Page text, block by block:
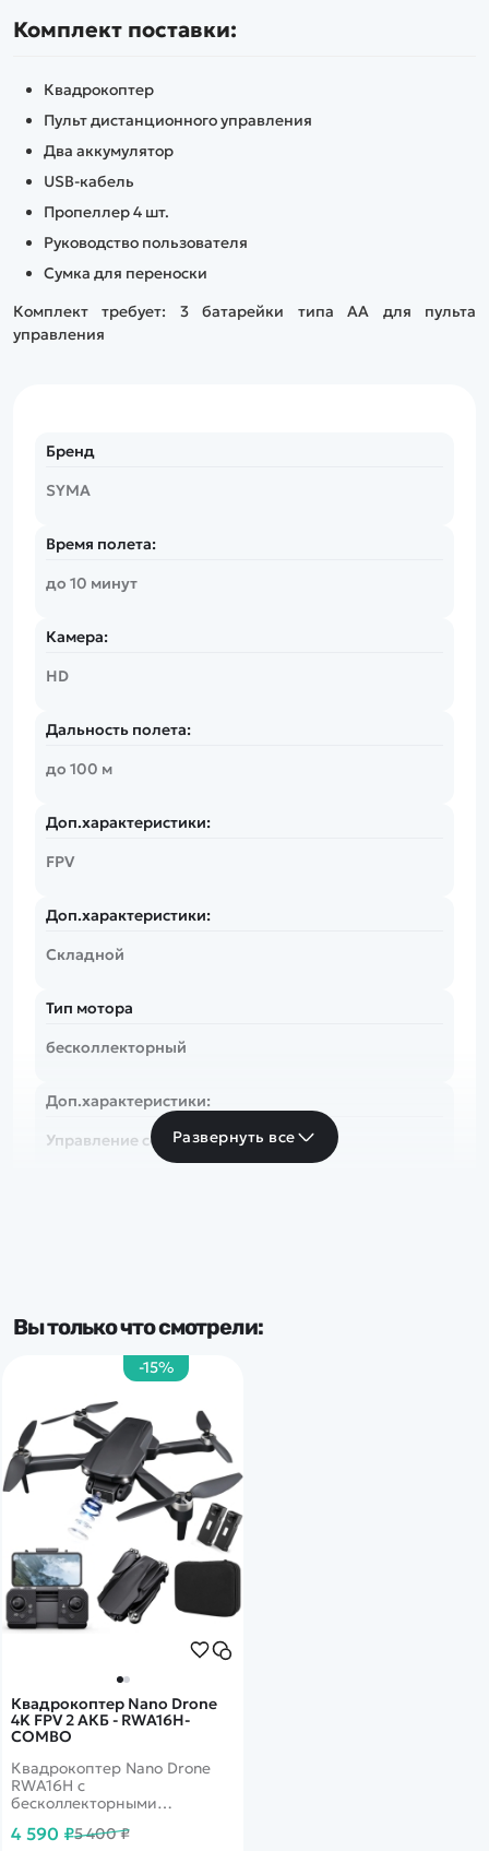
Комплект поставки:
Квадрокоптер
Пульт дистанционного управления
Два аккумулятор
USB-кабель
Пропеллер 4 шт.
Руководство пользователя
Сумка для переноски
Комплект требует: 3 батарейки типа АА для пульта
управления
Бренд
SYMA
Время полета:
до 10 минут
Камера:
HD
Дальность полета:
до 100 м
Доп.характеристики:
FPV
Доп.характеристики:
Складной
Тип мотора
бесколлекторный
Доп.характеристики:
Управление со смартфона
Развернуть все
Вы только что смотрели:
-15%
Квадрокоптер Nano Drone
4K FPV 2 АКБ - RWA16H-
COMBO
Квадрокоптер Nano Drone
RWA16H с
бесколлекторными
очень компактным складным
4 590 ₽5 400 ₽